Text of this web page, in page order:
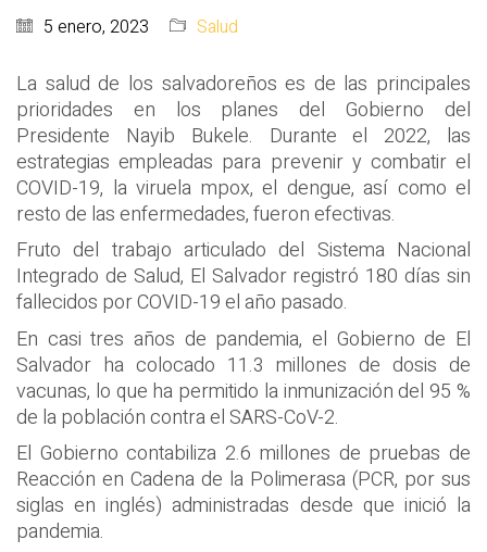
5 enero, 2023 Salud
La salud de los salvadoreños es de las principales
prioridades en los planes del Gobierno del
Presidente Nayib Bukele. Durante el 2022, las
estrategias empleadas para prevenir y combatir el
COVID-19, la viruela mpox, el dengue, así como el
resto de las enfermedades, fueron efectivas.
Fruto del trabajo articulado del Sistema Nacional
Integrado de Salud, El Salvador registró 180 días sin
fallecidos por COVID-19 el año pasado.
En casi tres años de pandemia, el Gobierno de El
Salvador ha colocado 11.3 millones de dosis de
vacunas, lo que ha permitido la inmunización del 95 %
de la población contra el SARS-CoV-2.
El Gobierno contabiliza 2.6 millones de pruebas de
Reacción en Cadena de la Polimerasa (PCR, por sus
siglas en inglés) administradas desde que inició la
pandemia.